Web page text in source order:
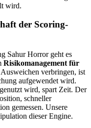
wird.
der Scoring-
Sahur Horror geht es
Risikomanagement für
verbringen, ist
aufgewendet wird.
wird, spart Zeit. Der
schneller
gemessen. Unsere
dieser Engine.